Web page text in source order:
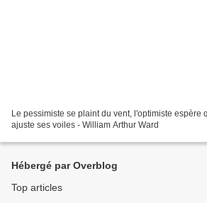
Le pessimiste se plaint du vent, l'optimiste espère
ajuste ses voiles - William Arthur Ward
Hébergé par Overblog
Top articles